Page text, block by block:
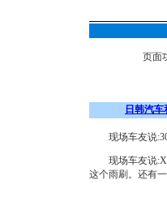
页面
日韩汽
现场车友说
现场车友说:XS
这个雨刷。还有